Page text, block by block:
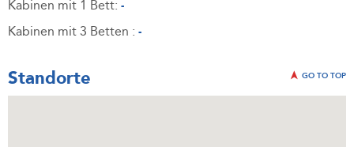
Kabinen mit 1 Bett: -
Kabinen mit 3 Betten : -
Standorte GO TO TOP